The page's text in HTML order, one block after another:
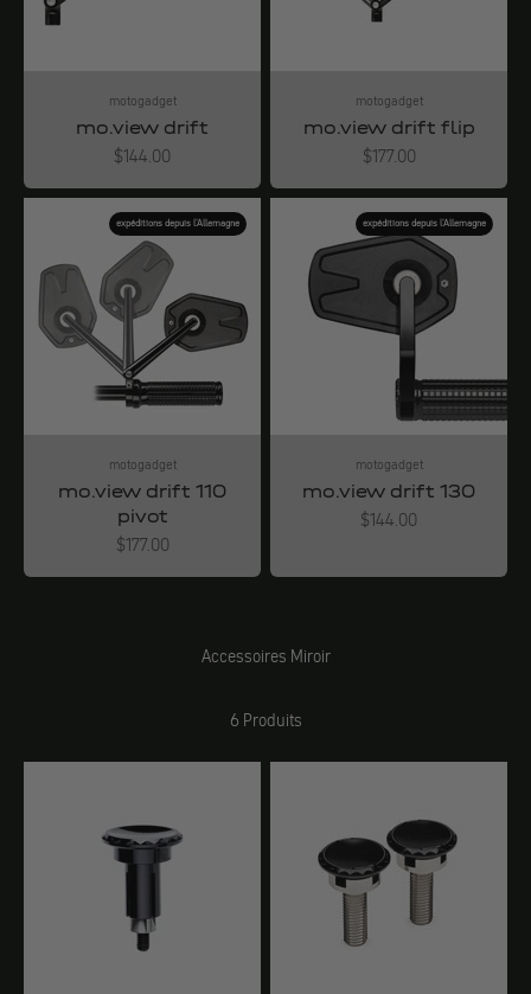
motogadget
mo.view drift
Angebot
$144.00
motogadget
mo.view drift flip
Angebot
$177.00
expéditions depuis l'Allemagne
motogadget
mo.view drift 110
pivot
Angebot
$177.00
expéditions depuis l'Allemagne
motogadget
mo.view drift 130
Angebot
$144.00
Accessoires Miroir
6 Produits